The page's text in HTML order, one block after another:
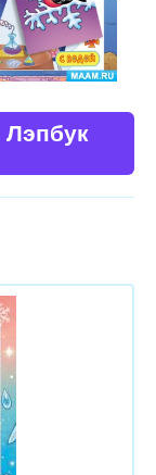
Лэпбук